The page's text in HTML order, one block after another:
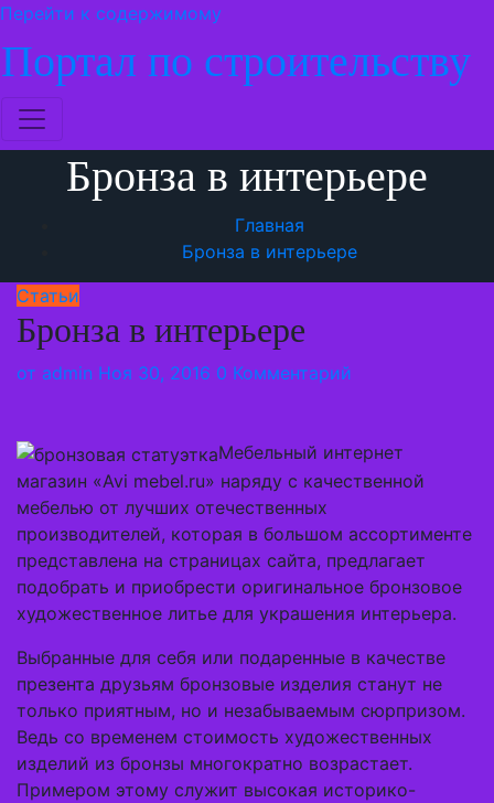
Перейти к содержимому
Портал по строительству
Бронза в интерьере
Главная
Бронза в интерьере
Статьи
Бронза в интерьере
от admin Ноя 30, 2016 0 Комментарий
Мебельный интернет
магазин «Avi mebel.ru» наряду с качественной
мебелью от лучших отечественных
производителей, которая в большом ассортименте
представлена на страницах сайта, предлагает
подобрать и приобрести оригинальное бронзовое
художественное литье для украшения интерьера.
Выбранные для себя или подаренные в качестве
презента друзьям бронзовые изделия станут не
только приятным, но и незабываемым сюрпризом.
Ведь со временем стоимость художественных
изделий из бронзы многократно возрастает.
Примером этому служит высокая историко-